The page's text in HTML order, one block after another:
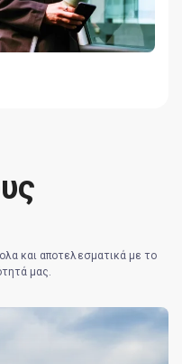
και αποτελεσματικά με το
μας.